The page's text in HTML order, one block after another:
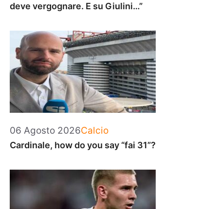
deve vergognare. E su Giulini…”
06 Agosto 2026Categorie
Calcio
Cardinale, how do you say “fai 31”?